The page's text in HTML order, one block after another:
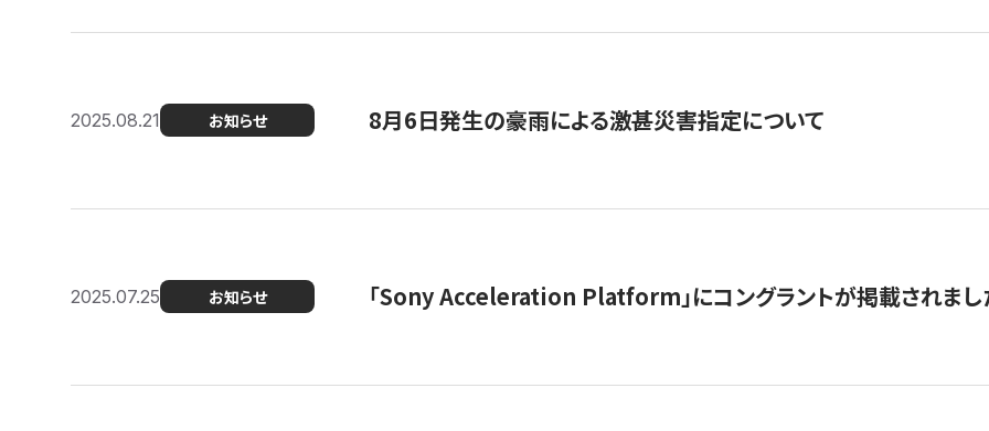
2025.08.21 お知らせ 8月6日発生の豪雨による激甚災害指定について
2025.07.25 お知らせ 「Sony Acceleration Platform」にコングラントが掲載されまし